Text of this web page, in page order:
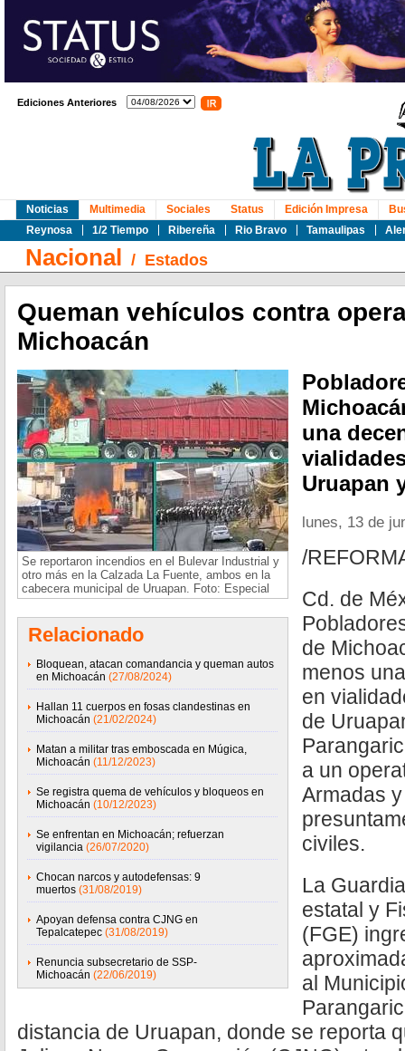
Ediciones Anteriores
Noticias
Reynosa
1/2 Tiempo Ribereña Rio Bravo Tamaulipas
Multimedia Sociales Status Edición Impresa
Nacional / Estados
Queman vehículos contra
Michoacán
Se reportaron incendios en el Bulevar Industrial y
otro más en la Calzada La Fuente, ambos en la
cabecera municipal de Uruapan. Foto: Especial
Relacionado
Bloquean, atacan comandancia y queman autos
en Michoacán (27/08/2024)
Hallan 11 cuerpos en fosas clandestinas en
Michoacán (21/02/2024)
Matan a militar tras emboscada en Múgica,
Michoacán (11/12/2023)
Se registra quema de vehículos y bloqueos en
Michoacán (10/12/2023)
Se enfrentan en Michoacán; refuerzan
vigilancia (26/07/2020)
Chocan narcos y autodefensas: 9
muertos (31/08/2019)
Apoyan defensa contra CJNG en
Tepalcatepec (31/08/2019)
Renuncia subsecretario de SSP-
Michoacán (22/06/2019)
una
Uruapan
lunes, 13 de
/
Cd. de
de
menos
en
de
a un
Armadas
civiles.
La
estatal y
(FGE)
al
distancia de Uruapan, donde se reporta